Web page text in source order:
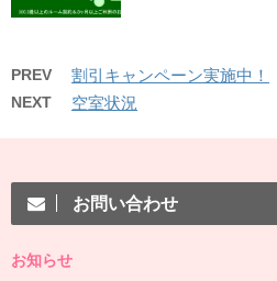
PREV 割引キャンペーン実施中！
NEXT 空室状況
お問い合わせ
お知らせ